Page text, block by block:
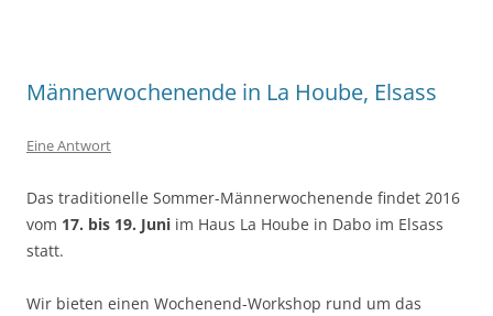
Männerwochenende in La Hoube, Elsass
Eine Antwort
Das traditionelle Sommer-Männerwochenende findet 2016
vom 17. bis 19. Juni im Haus La Hoube in Dabo im Elsass
statt.
Wir bieten einen Wochenend-Workshop rund um das